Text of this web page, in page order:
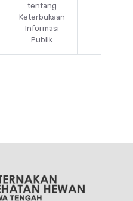
tentang
Keterbukaan
Informasi
Publik